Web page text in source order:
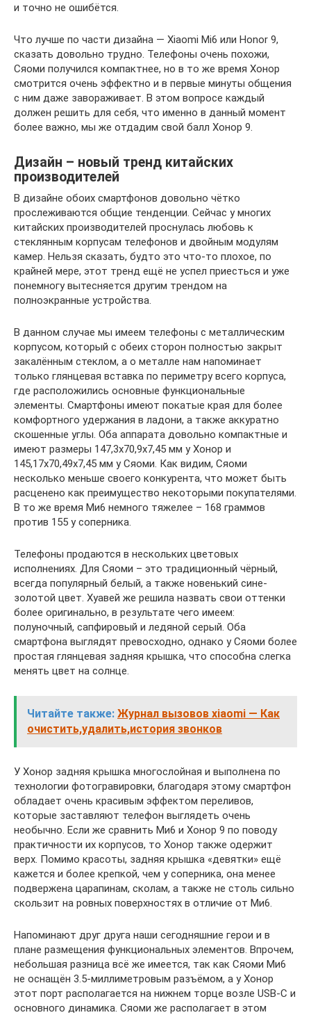
и точно не ошибётся.
Что лучше по части дизайна — Xiaomi Mi6 или Honor 9,
сказать довольно трудно. Телефоны очень похожи,
Сяоми получился компактнее, но в то же время Хонор
смотрится очень эффектно и в первые минуты общения
с ним даже завораживает. В этом вопросе каждый
должен решить для себя, что именно в данный момент
более важно, мы же отдадим свой балл Хонор 9.
Дизайн – новый тренд китайских
производителей
В дизайне обоих смартфонов довольно чётко
прослеживаются общие тенденции. Сейчас у многих
китайских производителей проснулась любовь к
стеклянным корпусам телефонов и двойным модулям
камер. Нельзя сказать, будто это что-то плохое, по
крайней мере, этот тренд ещё не успел приесться и уже
понемногу вытесняется другим трендом на
полноэкранные устройства.
В данном случае мы имеем телефоны с металлическим
корпусом, который с обеих сторон полностью закрыт
закалённым стеклом, а о металле нам напоминает
только глянцевая вставка по периметру всего корпуса,
где расположились основные функциональные
элементы. Смартфоны имеют покатые края для более
комфортного удержания в ладони, а также аккуратно
скошенные углы. Оба аппарата довольно компактные и
имеют размеры 147,3х70,9х7,45 мм у Хонор и
145,17х70,49х7,45 мм у Сяоми. Как видим, Сяоми
несколько меньше своего конкурента, что может быть
расценено как преимущество некоторыми покупателями.
В то же время Ми6 немного тяжелее – 168 граммов
против 155 у соперника.
Телефоны продаются в нескольких цветовых
исполнениях. Для Сяоми – это традиционный чёрный,
всегда популярный белый, а также новенький сине-
золотой цвет. Хуавей же решила назвать свои оттенки
более оригинально, в результате чего имеем:
полуночный, сапфировый и ледяной серый. Оба
смартфона выглядят превосходно, однако у Сяоми более
простая глянцевая задняя крышка, что способна слегка
менять цвет на солнце.
Читайте также: Журнал вызовов xiaomi — Как
очистить,удалить,история звонков
У Хонор задняя крышка многослойная и выполнена по
технологии фотогравировки, благодаря этому смартфон
обладает очень красивым эффектом переливов,
которые заставляют телефон выглядеть очень
необычно. Если же сравнить Ми6 и Хонор 9 по поводу
практичности их корпусов, то Хонор также одержит
верх. Помимо красоты, задняя крышка «девятки» ещё
кажется и более крепкой, чем у соперника, она менее
подвержена царапинам, сколам, а также не столь сильно
скользит на ровных поверхностях в отличие от Ми6.
Напоминают друг друга наши сегодняшние герои и в
плане размещения функциональных элементов. Впрочем,
небольшая разница всё же имеется, так как Сяоми Ми6
не оснащён 3.5-миллиметровым разъёмом, а у Хонор
этот порт располагается на нижнем торце возле USB-C и
основного динамика. Сяоми же располагает в этом